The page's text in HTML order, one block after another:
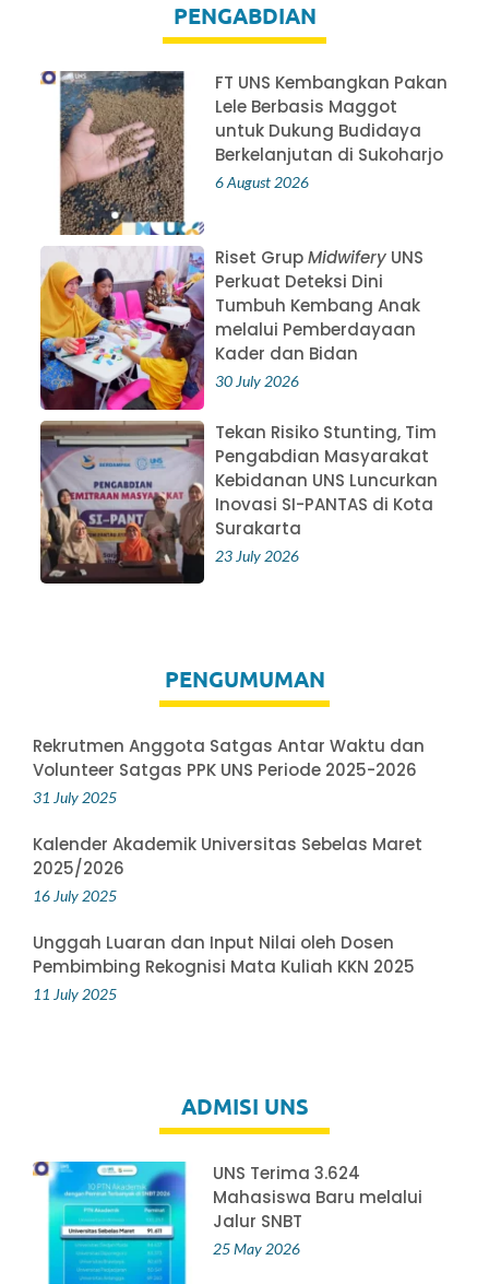
PENGABDIAN
FT UNS Kembangkan Pakan
Lele Berbasis Maggot
untuk Dukung Budidaya
Berkelanjutan di Sukoharjo
6 August 2026
Riset GrupMidwiferyUNS
Perkuat Deteksi Dini
Tumbuh Kembang Anak
melalui Pemberdayaan
Kader dan Bidan
30 July 2026
Tekan Risiko Stunting, Tim
Pengabdian Masyarakat
Kebidanan UNS Luncurkan
Inovasi SI-PANTAS di Kota
Surakarta
23 July 2026
PENGUMUMAN
Rekrutmen Anggota Satgas Antar Waktu dan
Volunteer Satgas PPK UNS Periode 2025-2026
31 July 2025
Kalender Akademik Universitas Sebelas Maret
2025/2026
16 July 2025
Unggah Luaran dan Input Nilai oleh Dosen
Pembimbing Rekognisi Mata Kuliah KKN 2025
11 July 2025
ADMISI UNS
UNS Terima 3.624
Mahasiswa Baru melalui
Jalur SNBT
25 May 2026